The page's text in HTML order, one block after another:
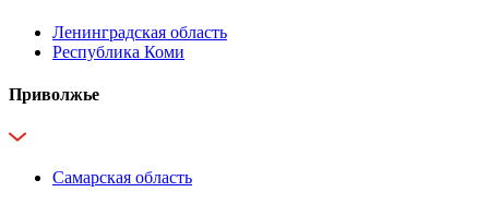
Ленинградская область
Республика Коми
Приволжье
Самарская область